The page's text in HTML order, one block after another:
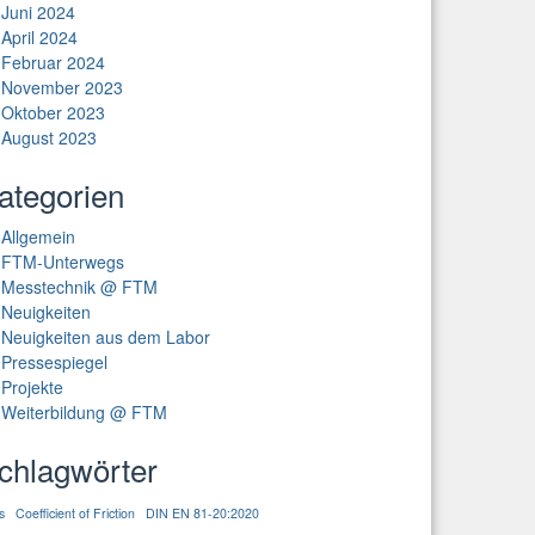
Juni 2024
April 2024
Februar 2024
November 2023
Oktober 2023
August 2023
Allgemein
FTM-Unterwegs
Messtechnik @ FTM
Neuigkeiten
Neuigkeiten aus dem Labor
Pressespiegel
Projekte
Weiterbildung @ FTM
Coefficient of Friction DIN EN 81-20:2020